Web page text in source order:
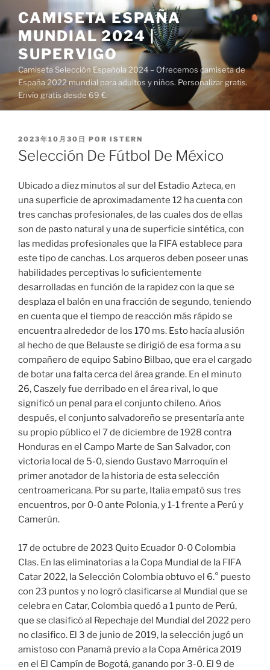
al
contenido
CAMISETA ESPAÑA
MUNDIAL 2024 |
SUPERVIGO
Camiseta Selección Española 2024 – Ofrecemos camiseta de
España 2022 mundial para adultos y niños. Personalizar gratis.
Envío gratis desde 69 €.
PUBLICADO
EL
2023年10月30日 POR ISTERN
Selección De Fútbol De México
Ubicado a diez minutos al sur del Estadio Azteca, en
una superficie de aproximadamente 12 ha cuenta con
tres canchas profesionales, de las cuales dos de ellas
son de pasto natural y una de superficie sintética, con
las medidas profesionales que la FIFA establece para
este tipo de canchas. Los arqueros deben poseer unas
habilidades perceptivas lo suficientemente
desarrolladas en función de la rapidez con la que se
desplaza el balón en una fracción de segundo, teniendo
en cuenta que el tiempo de reacción más rápido se
encuentra alrededor de los 170 ms. Esto hacía alusión
al hecho de que Belauste se dirigió de esa forma a su
compañero de equipo Sabino Bilbao, que era el cargado
de botar una falta cerca del área grande. En el minuto
26, Caszely fue derribado en el área rival, lo que
significó un penal para el conjunto chileno. Años
después, el conjunto salvadoreño se presentaría ante
su propio público el 7 de diciembre de 1928 contra
Honduras en el Campo Marte de San Salvador, con
victoria local de 5-0, siendo Gustavo Marroquín el
primer anotador de la historia de esta selección
centroamericana. Por su parte, Italia empató sus tres
encuentros, por 0-0 ante Polonia, y 1-1 frente a Perú y
Camerún.
17 de octubre de 2023 Quito Ecuador 0-0 Colombia
Clas. En las eliminatorias a la Copa Mundial de la FIFA
Catar 2022, la Selección Colombia obtuvo el 6.° puesto
con 23 puntos y no logró clasificarse al Mundial que se
celebra en Catar, Colombia quedó a 1 punto de Perú,
que se clasificó al Repechaje del Mundial del 2022 pero
no clasifico. El 3 de junio de 2019, la selección jugó un
amistoso con Panamá previo a la Copa América 2019
en el El Campín de Bogotá, ganando por 3-0. El 9 de